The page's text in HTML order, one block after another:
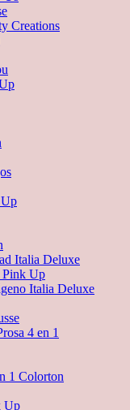
Creations
Italia Deluxe
Pink Up
Italia Deluxe
4 en 1
1 Colorton
Up